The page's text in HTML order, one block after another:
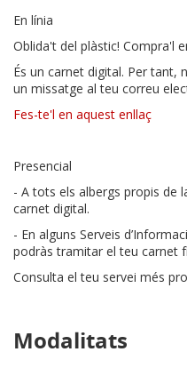
En línia
Oblida't del plàstic! Compra'l
És un carnet digital. Per tant,
un missatge al teu correu
Fes-te'l en aquest enllaç
Presencial
- A tots els albergs propis de
carnet digital.
- En alguns Serveis
podràs tramitar el teu carnet
Consulta el teu servei més
Modalitats